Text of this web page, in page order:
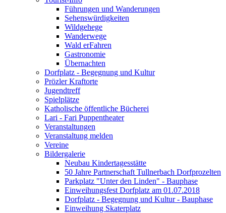
Führungen und Wanderungen
Sehenswürdigkeiten
Wildgehege
Wanderwege
Wald erFahren
Gastronomie
Übernachten
Dorfplatz - Begegnung und Kultur
Prözler Kraftorte
Jugendtreff
Spielplätze
Katholische öffentliche Bücherei
Lari - Fari Puppentheater
Veranstaltungen
Veranstaltung melden
Vereine
Bildergalerie
Neubau Kindertagesstätte
50 Jahre Partnerschaft Tullnerbach Dorfprozelten
Parkplatz "Unter den Linden" - Bauphase
Einweihungsfest Dorfplatz am 01.07.2018
Dorfplatz - Begegnung und Kultur - Bauphase
Einweihung Skaterplatz